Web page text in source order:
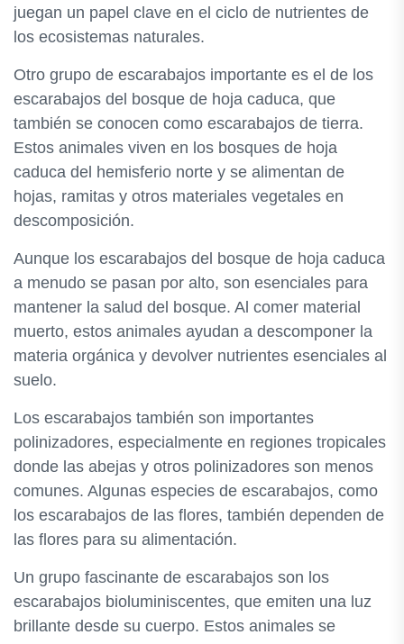
juegan un papel clave en el ciclo de nutrientes de
los ecosistemas naturales.
Otro grupo de escarabajos importante es el de los
escarabajos del bosque de hoja caduca, que
también se conocen como escarabajos de tierra.
Estos animales viven en los bosques de hoja
caduca del hemisferio norte y se alimentan de
hojas, ramitas y otros materiales vegetales en
descomposición.
Aunque los escarabajos del bosque de hoja caduca
a menudo se pasan por alto, son esenciales para
mantener la salud del bosque. Al comer material
muerto, estos animales ayudan a descomponer la
materia orgánica y devolver nutrientes esenciales al
suelo.
Los escarabajos también son importantes
polinizadores, especialmente en regiones tropicales
donde las abejas y otros polinizadores son menos
comunes. Algunas especies de escarabajos, como
los escarabajos de las flores, también dependen de
las flores para su alimentación.
Un grupo fascinante de escarabajos son los
escarabajos bioluminiscentes, que emiten una luz
brillante desde su cuerpo. Estos animales se